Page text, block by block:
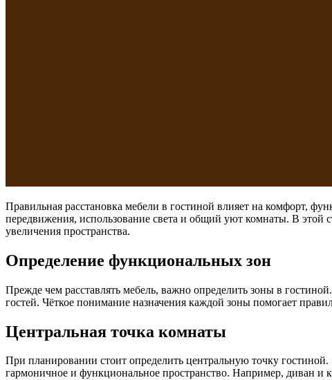
Правильная расстановка мебели в гостиной влияет на комфорт,
передвижения, использование света и общий уют комнаты. В этой
увеличения пространства.
Определение функциональных зон
Прежде чем расставлять мебель, важно определить зоны в
гостей. Чёткое понимание назначения каждой зоны помогает
Центральная точка комнаты
При планировании стоит определить центральную точку
гармоничное и функциональное пространство. Например, диван и